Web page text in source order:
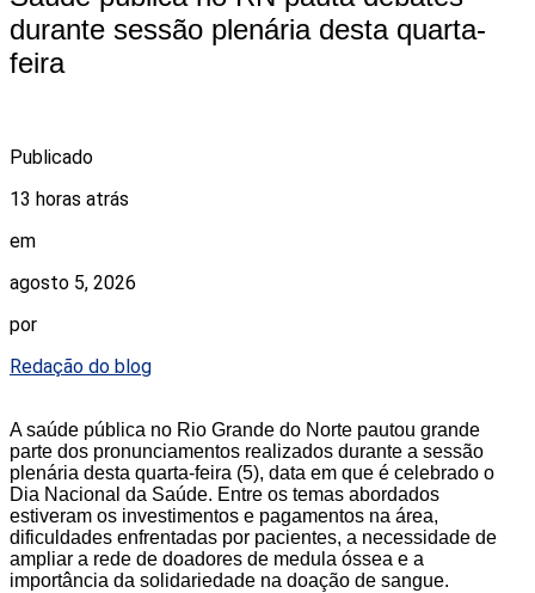
durante sessão plenária desta quarta-
feira
Publicado
13 horas atrás
em
agosto 5, 2026
por
Redação do blog
A saúde pública no Rio Grande do Norte pautou grande
parte dos pronunciamentos realizados durante a sessão
plenária desta quarta-feira (5), data em que é celebrado o
Dia Nacional da Saúde. Entre os temas abordados
estiveram os investimentos e pagamentos na área,
dificuldades enfrentadas por pacientes, a necessidade de
ampliar a rede de doadores de medula óssea e a
importância da solidariedade na doação de sangue.